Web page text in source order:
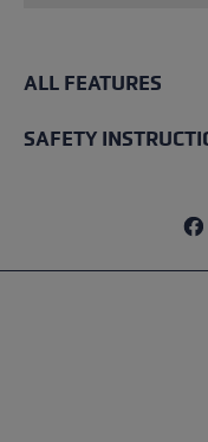
ALL FEATURES
SAFETY